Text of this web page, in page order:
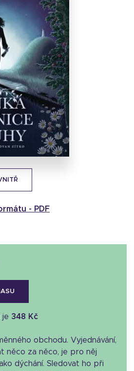
- PDF
je 348 Kč
obchodu. Vyjednávání,
něco za něco, je pro něj
dýchání. Sledovat ho při